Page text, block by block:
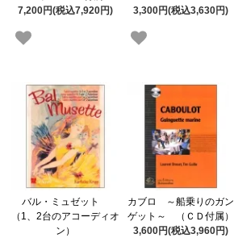
7,200円(税込7,920円)
3,300円(税込3,630円)
バル・ミュゼット
（1、2台のアコーディオ
ン）
カブロ ～船乗りのガン
ゲット～ （ＣＤ付属）
3,600円(税込3,960円)